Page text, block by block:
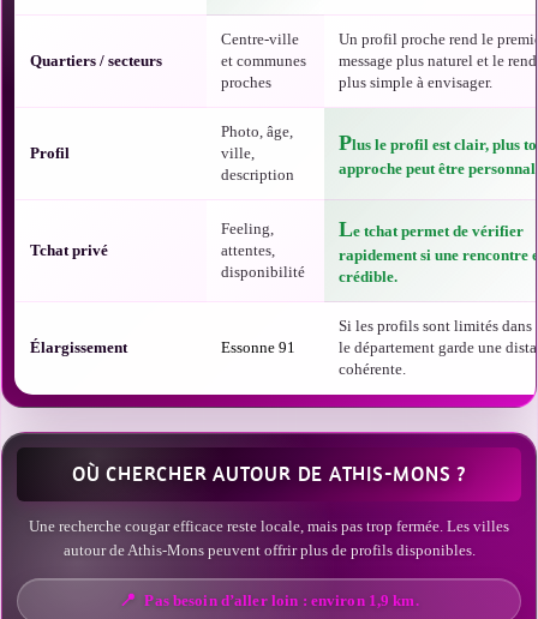
Quartiers / secteurs
Centre-ville
et communes
proches
Un profil proche rend le
message plus naturel et le
plus simple à envisager.
Profil
Photo, âge,
ville,
description
Plus le profil est clair, plus
approche peut être
Tchat privé
Feeling,
attentes,
disponibilité
Le tchat permet de vérifier
rapidement si une rencontre
crédible.
Élargissement Essonne 91
Si les profils sont limités dans
le département garde une
cohérente.
OÙ CHERCHER AUTOUR DE ATHIS-MONS ?
Une recherche cougar efficace reste locale, mais pas trop fermée. Les villes
autour de Athis-Mons peuvent offrir plus de profils disponibles.
Pas besoin d’aller loin : environ 1,9 km.